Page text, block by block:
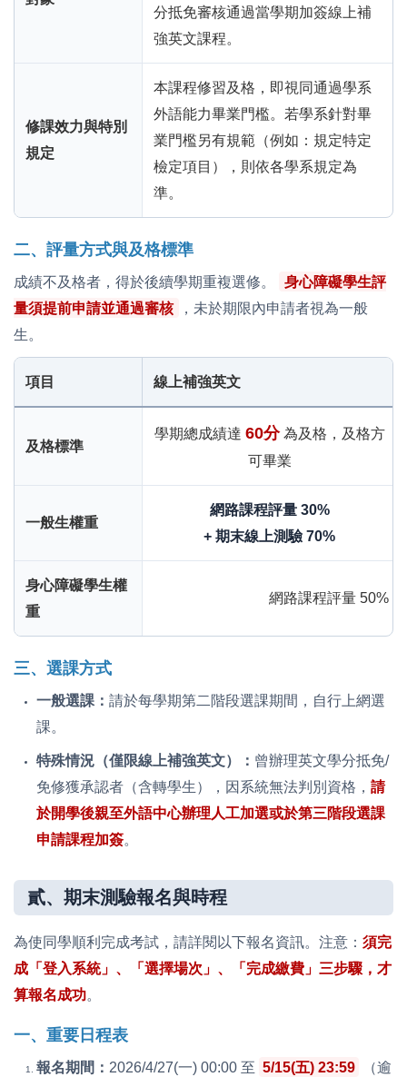
分抵免審核通過當學期加簽線上補
強英文課程。
修課效力與特別
規定
本課程修習及格，即視同通過學系
外語能力畢業門檻。若學系針對畢
業門檻另有規範（例如：規定特定
檢定項目），則依各學系規定為
準。
二、評量方式與及格標準
成績不及格者，得於後續學期重複選修。
身心障礙學生評
量須提前申請並通過審核
，未於期限內申請者視為一般
生。
項目 線上補強英文
及格標準
學期總成績達 60分為及格，及格方
可畢業
一般生權重
網路課程評量 30%
+ 期末線上測驗 70%
身心障礙學生權
重
網路課程評量 50% +
三、選課方式
一般選課： 請於每學期第二階段選課期間，自行上網選
課。
特殊情況（僅限線上補強英文）： 曾辦理英文學分抵免/
免修獲承認者（含轉學生），因系統無法判別資格， 請
於開學後親至外語中心辦理人工加選或於第三階段選課
申請課程加簽。
貳、期末測驗報名與時程
為使同學順利完成考試，請詳閱以下報名資訊。注意： 須完
成「登入系統」、「選擇場次」、「完成繳費」三步驟，才
算報名成功。
一、重要日程表
報名期間： 2026/4/27(一) 00:00 至 5/15(五) 23:59
（逾